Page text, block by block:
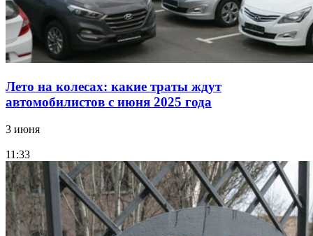
Лето на колесах: какие траты ждут
автомобилистов с июня 2025 года
3 июня
11:33